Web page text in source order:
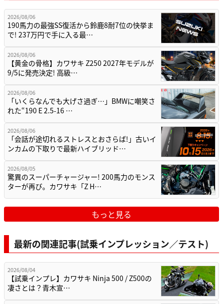
2026/08/06
190馬力の最強SS復活から鈴鹿8耐7位の快挙ま
で! 237万円で手に入る最…
2026/08/06
【黄金の骨格】カワサキ Z250 2027年モデルが
9/5に発売決定! 高級…
2026/08/06
「いくらなんでも大げさ過ぎ…」BMWに嘲笑さ
れた“190 E 2.5-16 …
2026/08/06
「会話が途切れるストレスとおさらば!」古いイ
ンカムの下取りで最新ハイブリッド…
2026/08/05
驚異のスーパーチャージャー! 200馬力のモンス
ターが再び。カワサキ「Z H…
もっと見る
最新の関連記事(試乗インプレッション／テスト)
2026/08/04
【試乗インプレ】カワサキ Ninja 500 / Z500の
凄さとは？青木宣…